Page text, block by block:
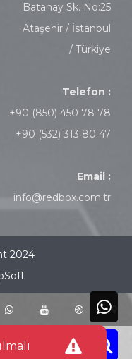
Batanay Sk. No:25
Ataşehir / İstanbul
/ Türkiye
Telefon :
+90 (850) 450 78 78
+90 (532) 313 80 47
Email :
info@redbox.com.tr
2024